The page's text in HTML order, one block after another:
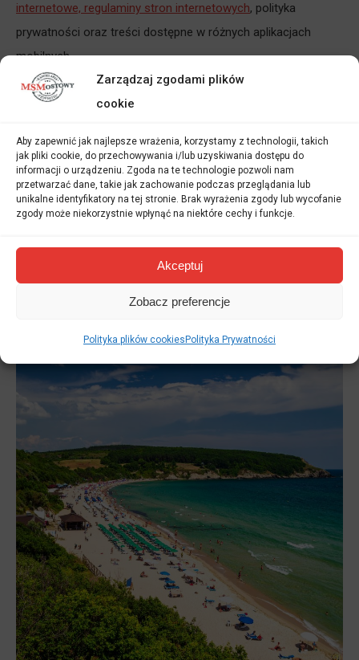
Zarządzaj zgodami plików
cookie
Aby zapewnić jak najlepsze wrażenia, korzystamy z technologii, takich
jak pliki cookie, do przechowywania i/lub uzyskiwania dostępu do
informacji o urządzeniu. Zgoda na te technologie pozwoli nam
przetwarzać dane, takie jak zachowanie podczas przeglądania lub
unikalne identyfikatory na tej stronie. Brak wyrażenia zgody lub wycofanie
zgody może niekorzystnie wpłynąć na niektóre cechy i funkcje.
Akceptuj
Zobacz preferencje
Polityka plików cookies Polityka Prywatności
internetowe, regulaminy stron internetowych, polityka
prywatności oraz treści dostępne w różnych aplikacjach
mobilnych.
Czasem również klient może zgłosić się z prośbą o
tłumaczenie z języka bułgarskiego specyfikacji lub
dokumentacji technicznej, lub też instrukcji obsługi różnych
sprzętów. Wówczas nadal mówimy o tłumaczeniu zwykłym
ale też specjalistycznym (zawierającym terminologię
specjalistyczną), za którą tłumacz może policzyć większą
Tłumaczenia ustne a język
bułgarski